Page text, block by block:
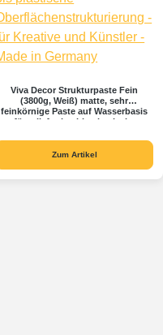
Viva Decor Strukturpaste Fein
(3800g, Weiß) matte, sehr
feinkörnige Paste auf Wasserbasis
für reliefartige bis plastische
Kreative und Künstler - Made in
Germany
Zum Artikel